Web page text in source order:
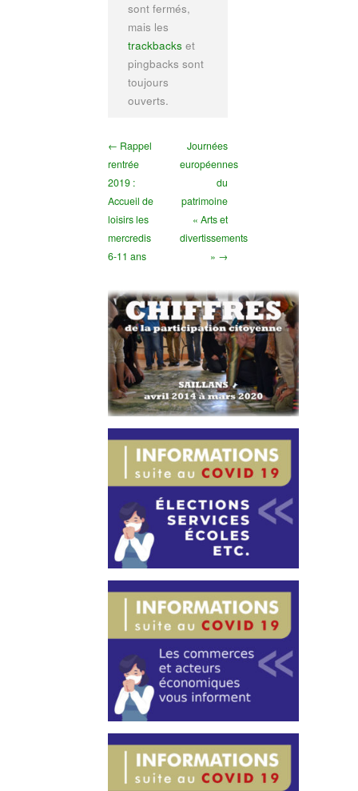
sont fermés,
mais les
trackbacks et
pingbacks sont
toujours
ouverts.
← Rappel
rentrée
2019 :
Accueil de
loisirs les
mercredis
6-11 ans
Journées
européennes
du
patrimoine
« Arts et
divertissements
» →